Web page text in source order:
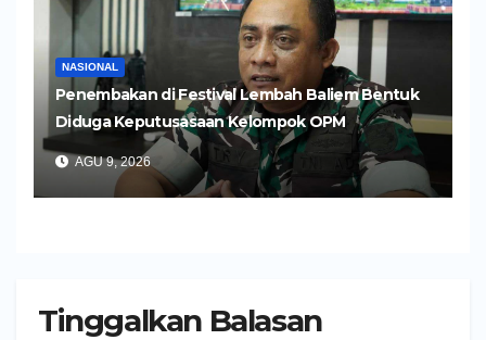
NASIONAL
Penembakan di Festival Lembah Baliem Bentuk
Diduga Keputusasaan Kelompok OPM
AGU 9, 2026
Tinggalkan Balasan